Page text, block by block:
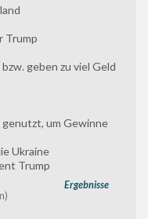
Trump
geben zu viel Geld
um Gewinne
Ukraine
Trump
Ergebnisse